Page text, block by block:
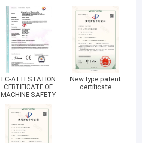
EC-ATTESTATION
CERTIFICATE OF
MACHINE SAFETY
New type patent
certificate